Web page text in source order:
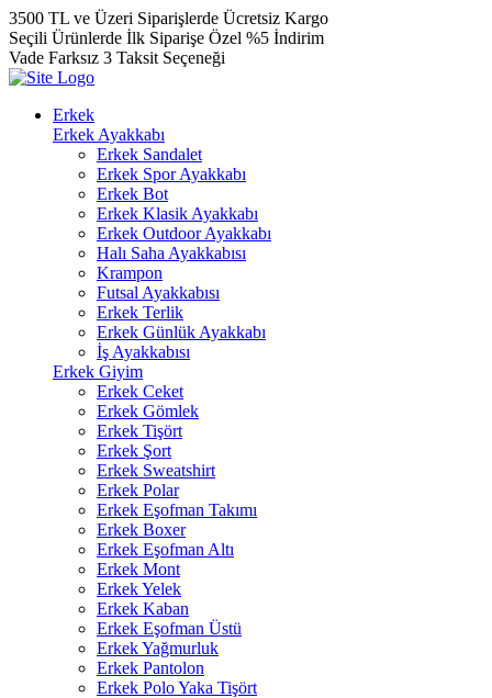
3500 TL ve Üzeri Siparişlerde Ücretsiz Kargo
Seçili Ürünlerde İlk Siparişe Özel %5 İndirim
Vade Farksız 3 Taksit Seçeneği
Erkek
Erkek Ayakkabı
Erkek Sandalet
Erkek Spor Ayakkabı
Erkek Bot
Erkek Klasik Ayakkabı
Erkek Outdoor Ayakkabı
Halı Saha Ayakkabısı
Krampon
Futsal Ayakkabısı
Erkek Terlik
Erkek Günlük Ayakkabı
İş Ayakkabısı
Erkek Giyim
Erkek Ceket
Erkek Gömlek
Erkek Tişört
Erkek Şort
Erkek Sweatshirt
Erkek Polar
Erkek Eşofman Takımı
Erkek Boxer
Erkek Eşofman Altı
Erkek Mont
Erkek Yelek
Erkek Kaban
Erkek Eşofman Üstü
Erkek Yağmurluk
Erkek Pantolon
Erkek Polo Yaka Tişört